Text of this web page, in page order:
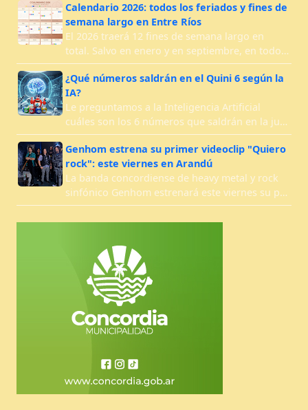
Calendario 2026: todos los feriados y fines de
semana largo en Entre Ríos
El 2026 traerá 12 fines de semana largo en
total. Salvo en enero y en septiembre, en todo…
¿Qué números saldrán en el Quini 6 según la
IA?
Le preguntamos a la Inteligencia Artificial
cuáles son los 6 números que saldrán en la ju…
Genhom estrena su primer videoclip "Quiero
rock": este viernes en Arandú
La banda concordiense de heavy metal y rock
sinfónico Genhom estrenará este viernes su p…